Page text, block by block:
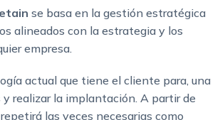
se basa en la gestión estratégica
alineados con la estrategia y los
empresa.
actual que tiene el cliente para, una
realizar la implantación. A partir de
las veces necesarias como